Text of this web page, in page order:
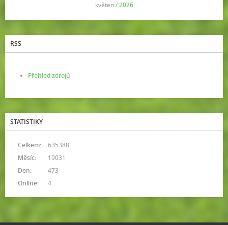
květen /2026
RSS
Přehled zdrojů
STATISTIKY
Online: 4
Celkem:
635388
Měsíc:
19031
Den:
473